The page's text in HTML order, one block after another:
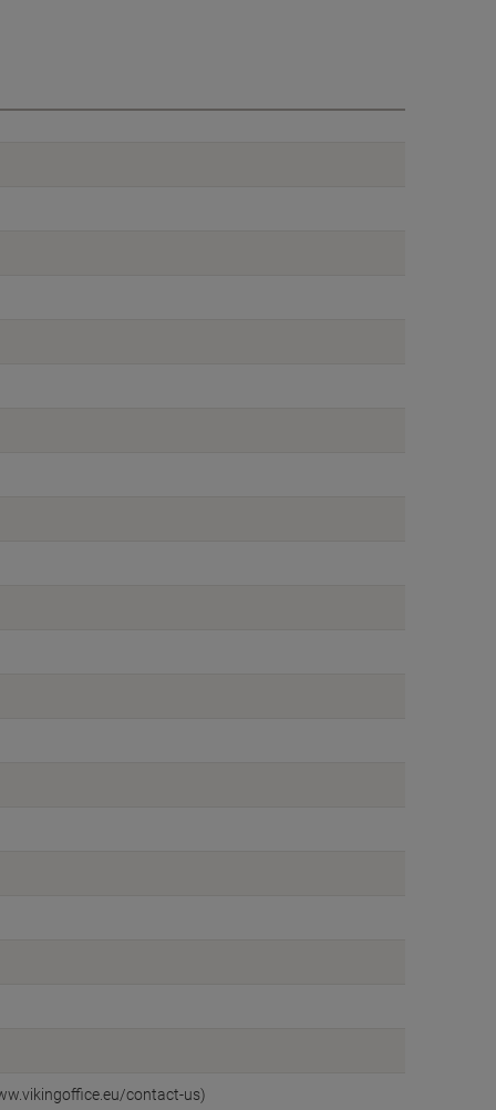
contact-us)